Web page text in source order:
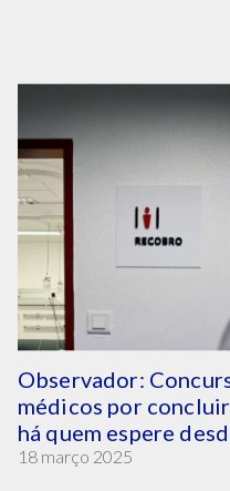
Observador:
médicos por concluir
há quem espere
18 março 2025